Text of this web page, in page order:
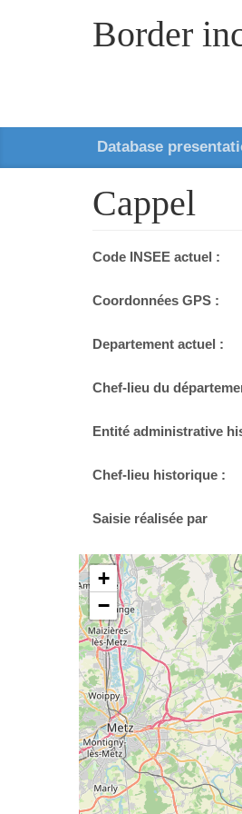
Border
Database
Cappel
Code INSEE actuel :
Coordonnées GPS :
Departement actuel :
Chef-lieu du
Entité administrative
Chef-lieu historique :
Saisie réalisée par
+
−